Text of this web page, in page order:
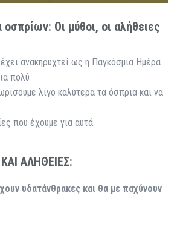
Οι μύθοι, οι αλήθειες
ανακηρυχτεί ως η Παγκόσμια Ημέρα
πολύ
λίγο καλύτερα τα όσπρια και να
που έχουμε για αυτά.
ΑΛΗΘΕΙΕΣ:
υδατάνθρακες και θα με παχύνουν